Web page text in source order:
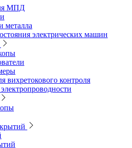
проникающими веществами
подшипников
и электромагниты
покрытий
и ферритометры
магнитопорошкового
МПД
электрических машин